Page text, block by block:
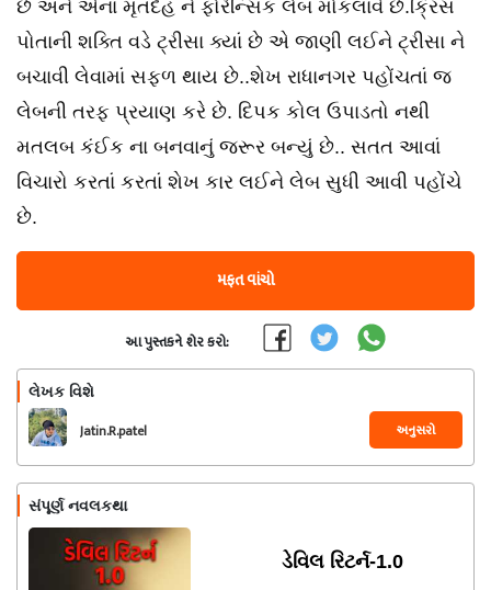
છે અને એનાં મૃતદેહ ને ફોરેન્સિક લેબ મોકલાવે છે.ક્રિસ
પોતાની શક્તિ વડે ટ્રીસા ક્યાં છે એ જાણી લઈને ટ્રીસા ને
બચાવી લેવામાં સફળ થાય છે..શેખ રાધાનગર પહોંચતાં જ
લેબની તરફ પ્રયાણ કરે છે. દિપક કોલ ઉપાડતો નથી
મતલબ કંઈક ના બનવાનું જરૂર બન્યું છે.. સતત આવાં
વિચારો કરતાં કરતાં શેખ કાર લઈને લેબ સુધી આવી પહોંચે
છે.
મફત વાંચો
આ પુસ્તકને શેર કરો:
લેખક વિશે
Jatin.R.patel અનુસરો
સંપૂર્ણ નવલકથા
ડેવિલ રિટર્ન-1.0